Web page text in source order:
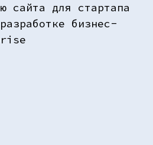
сайта для стартапа
бизнес-